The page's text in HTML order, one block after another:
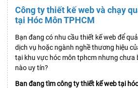
Công ty thiết kế web và chạy
tại Hóc Môn TPHCM
Bạn đang có nhu cầu thiết kế web để
dịch vụ hoặc ngành nghề thương hiệu
tại khu vực hóc môn tphcm nhưng chưa
nào uy tín?
Ban đang tìm công ty thiết kế web tại